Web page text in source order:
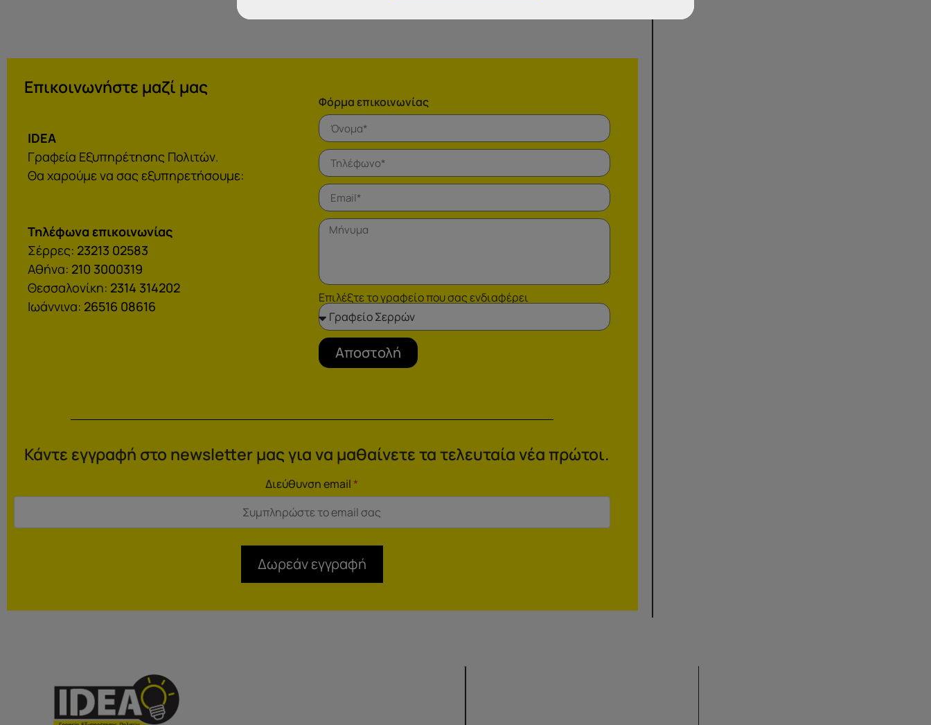
Επικοινωνήστε μαζί μας
IDEA
Γραφεία Εξυπηρέτησης Πολιτών.
Θα χαρούμε να σας εξυπηρετήσουμε:
Τηλέφωνα επικοινωνίας
Σέρρες: 23213 02583
Αθήνα: 210 3000319
Θεσσαλονίκη: 2314 314202
Ιωάννινα: 26516 08616
Φόρμα επικοινωνίας
Επιλέξτε το γραφείο που σας ενδιαφέρει
Αποστολή
Κάντε εγγραφή στο newsletter μας για να μαθαίνετε τα τελευταία νέα πρώτοι.
Διεύθυνση email*
Δωρεάν εγγραφή